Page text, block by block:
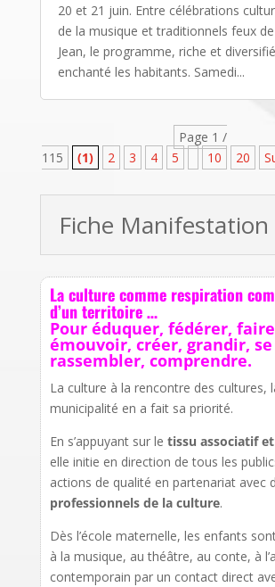
20 et 21 juin. Entre célébrations
de la musique et traditionnels feux
Jean, le programme, riche et
enchanté les habitants. Samedi...
Page 1 /
115
(1) 2 3 4 5 10 20
Fiche Manifestation
La culture comme respiration
d’un territoire …
Pour éduquer, fédérer,
émouvoir, créer, grandir, se
rassembler, comprendre.
La culture à la rencontre des cultures,
municipalité en a fait sa priorité.
En s’appuyant sur le tissu associatif
elle initie en direction de tous les
actions de qualité en partenariat avec
professionnels de la culture.
Dès l’école maternelle, les enfants
à la musique, au théâtre, au conte, à
contemporain par un contact direct